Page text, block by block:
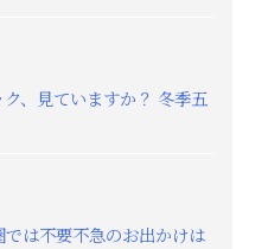
、見ていますか？ 冬季五
では不要不急のお出かけは